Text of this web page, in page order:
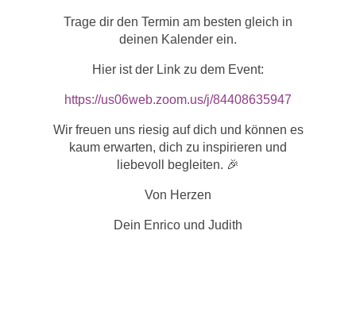
Trage dir den Termin am besten gleich in
deinen Kalender ein.
Hier ist der Link zu dem Event:
https://us06web.zoom.us/j/84408635947
Wir freuen uns riesig auf dich und können es
kaum erwarten, dich zu inspirieren und
liebevoll begleiten. 🎉
Von Herzen
Dein Enrico und Judith